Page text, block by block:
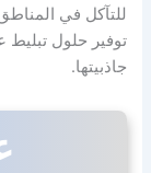
للتآكل في
توفير حلول تبليط
جاذبيتها.